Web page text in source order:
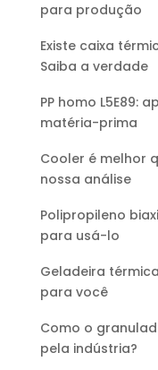
para produção
Existe caixa
Saiba a verdade
PP homo L5E89:
matéria-prima
Cooler é melhor
nossa análise
Polipropileno
para usá-lo
Geladeira
para você
Como o
pela indústria?